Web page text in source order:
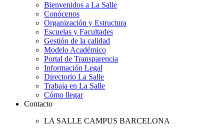
Bienvenidos a La Salle
Conócenos
Organización y Estructura
Escuelas y Facultades
Gestión de la calidad
Modelo Académico
Portal de Transparencia
Información Legal
Directorio La Salle
Trabaja en La Salle
Cómo llegar
Contacto
LA SALLE CAMPUS BARCELONA